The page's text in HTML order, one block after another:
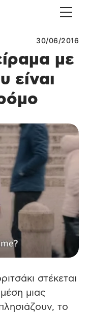
30/06/2016
με
είναι
στέκεται
μιας
το